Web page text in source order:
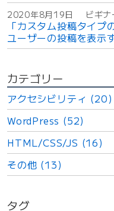
2020年8月19日 ビギ
「カスタム投稿タイ
ユーザーの投稿を表示
カテゴリー
アクセシビリティ (20)
WordPress (52)
HTML/CSS/JS (16)
その他 (13)
タグ